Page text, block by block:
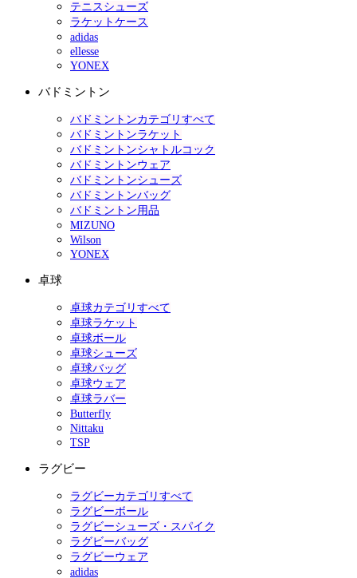
テニスシューズ
ラケットケース
adidas
ellesse
YONEX
バドミントン
バドミントンカテゴリすべて
バドミントンラケット
バドミントンシャトルコック
バドミントンウェア
バドミントンシューズ
バドミントンバッグ
バドミントン用品
MIZUNO
Wilson
YONEX
卓球
卓球カテゴリすべて
卓球ラケット
卓球ボール
卓球シューズ
卓球バッグ
卓球ウェア
卓球ラバー
Butterfly
Nittaku
TSP
ラグビー
ラグビーカテゴリすべて
ラグビーボール
ラグビーシューズ・スパイク
ラグビーバッグ
ラグビーウェア
adidas